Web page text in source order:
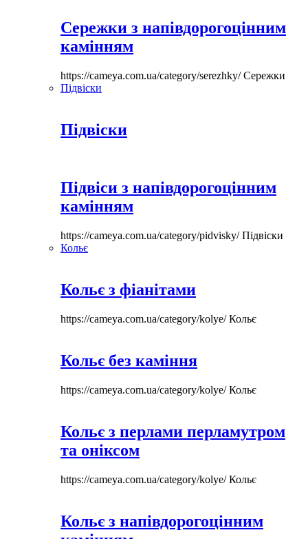
Сережки з напівдорогоцінним
камінням
https://cameya.com.ua/category/serezhky/Сережки
Підвіски
Підвіски
Підвіси з напівдорогоцінним
камінням
https://cameya.com.ua/category/pidvisky/Підвіски
Кольє
Кольє з фіанітами
https://cameya.com.ua/category/kolye/Кольє
Кольє без каміння
https://cameya.com.ua/category/kolye/Кольє
Кольє з перлами перламутром
та оніксом
https://cameya.com.ua/category/kolye/Кольє
Кольє з напівдорогоцінним